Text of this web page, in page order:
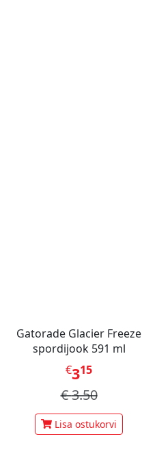
Gatorade Glacier Freeze
spordijook 591 ml
€315
€3.50
Lisa ostukorvi